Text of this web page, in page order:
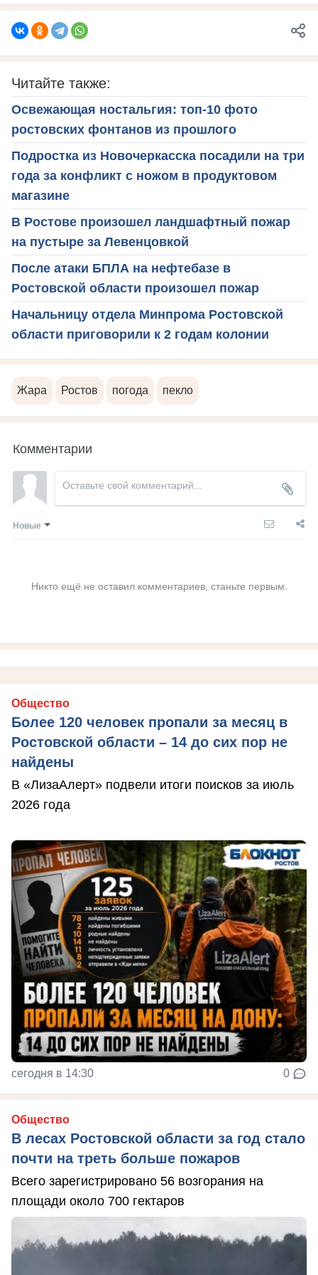
Читайте также:
Освежающая ностальгия: топ-10 фото
ростовских фонтанов из прошлого
Подростка из Новочеркасска посадили на три
года за конфликт с ножом в продуктовом
магазине
В Ростове произошел ландшафтный пожар
на пустыре за Левенцовкой
После атаки БПЛА на нефтебазе в
Ростовской области произошел пожар
Начальницу отдела Минпрома Ростовской
области приговорили к 2 годам колонии
Жара Ростов погода пекло
Комментарии
Новые
Никто ещё не оставил комментариев, станьте первым.
Общество
Более 120 человек пропали за месяц в
Ростовской области – 14 до сих пор не
найдены
В «ЛизаАлерт» подвели итоги поисков за июль
2026 года
сегодня в 14:30 0
Общество
В лесах Ростовской области за год стало
почти на треть больше пожаров
Всего зарегистрировано 56 возгорания на
площади около 700 гектаров